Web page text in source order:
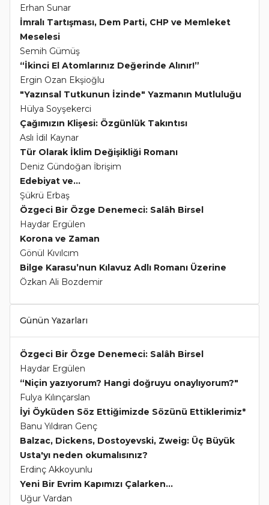
Erhan Sunar
İmralı Tartışması, Dem Parti, CHP ve Memleket
Meselesi
Semih Gümüş
“İkinci El Atomlarınız Değerinde Alınır!”
Ergin Ozan Ekşioğlu
"Yazınsal Tutkunun İzinde" Yazmanın Mutluluğu
Hülya Soyşekerci
Çağımızın Klişesi: Özgünlük Takıntısı
Aslı İdil Kaynar
Tür Olarak İklim Değişikliği Romanı
Deniz Gündoğan İbrişim
Edebiyat ve...
Şükrü Erbaş
Özgeci Bir Özge Denemeci: Salâh Birsel
Haydar Ergülen
Korona ve Zaman
Gönül Kıvılcım
Bilge Karasu’nun Kılavuz Adlı Romanı Üzerine
Özkan Ali Bozdemir
Günün Yazarları
Özgeci Bir Özge Denemeci: Salâh Birsel
Haydar Ergülen
“Niçin yazıyorum? Hangi doğruyu onaylıyorum?"
Fulya Kılınçarslan
İyi Öyküden Söz Ettiğimizde Sözünü Ettiklerimiz*
Banu Yıldıran Genç
Balzac, Dickens, Dostoyevski, Zweig: Üç Büyük
Usta'yı neden okumalısınız?
Erdinç Akkoyunlu
Yeni Bir Evrim Kapımızı Çalarken...
Uğur Vardan